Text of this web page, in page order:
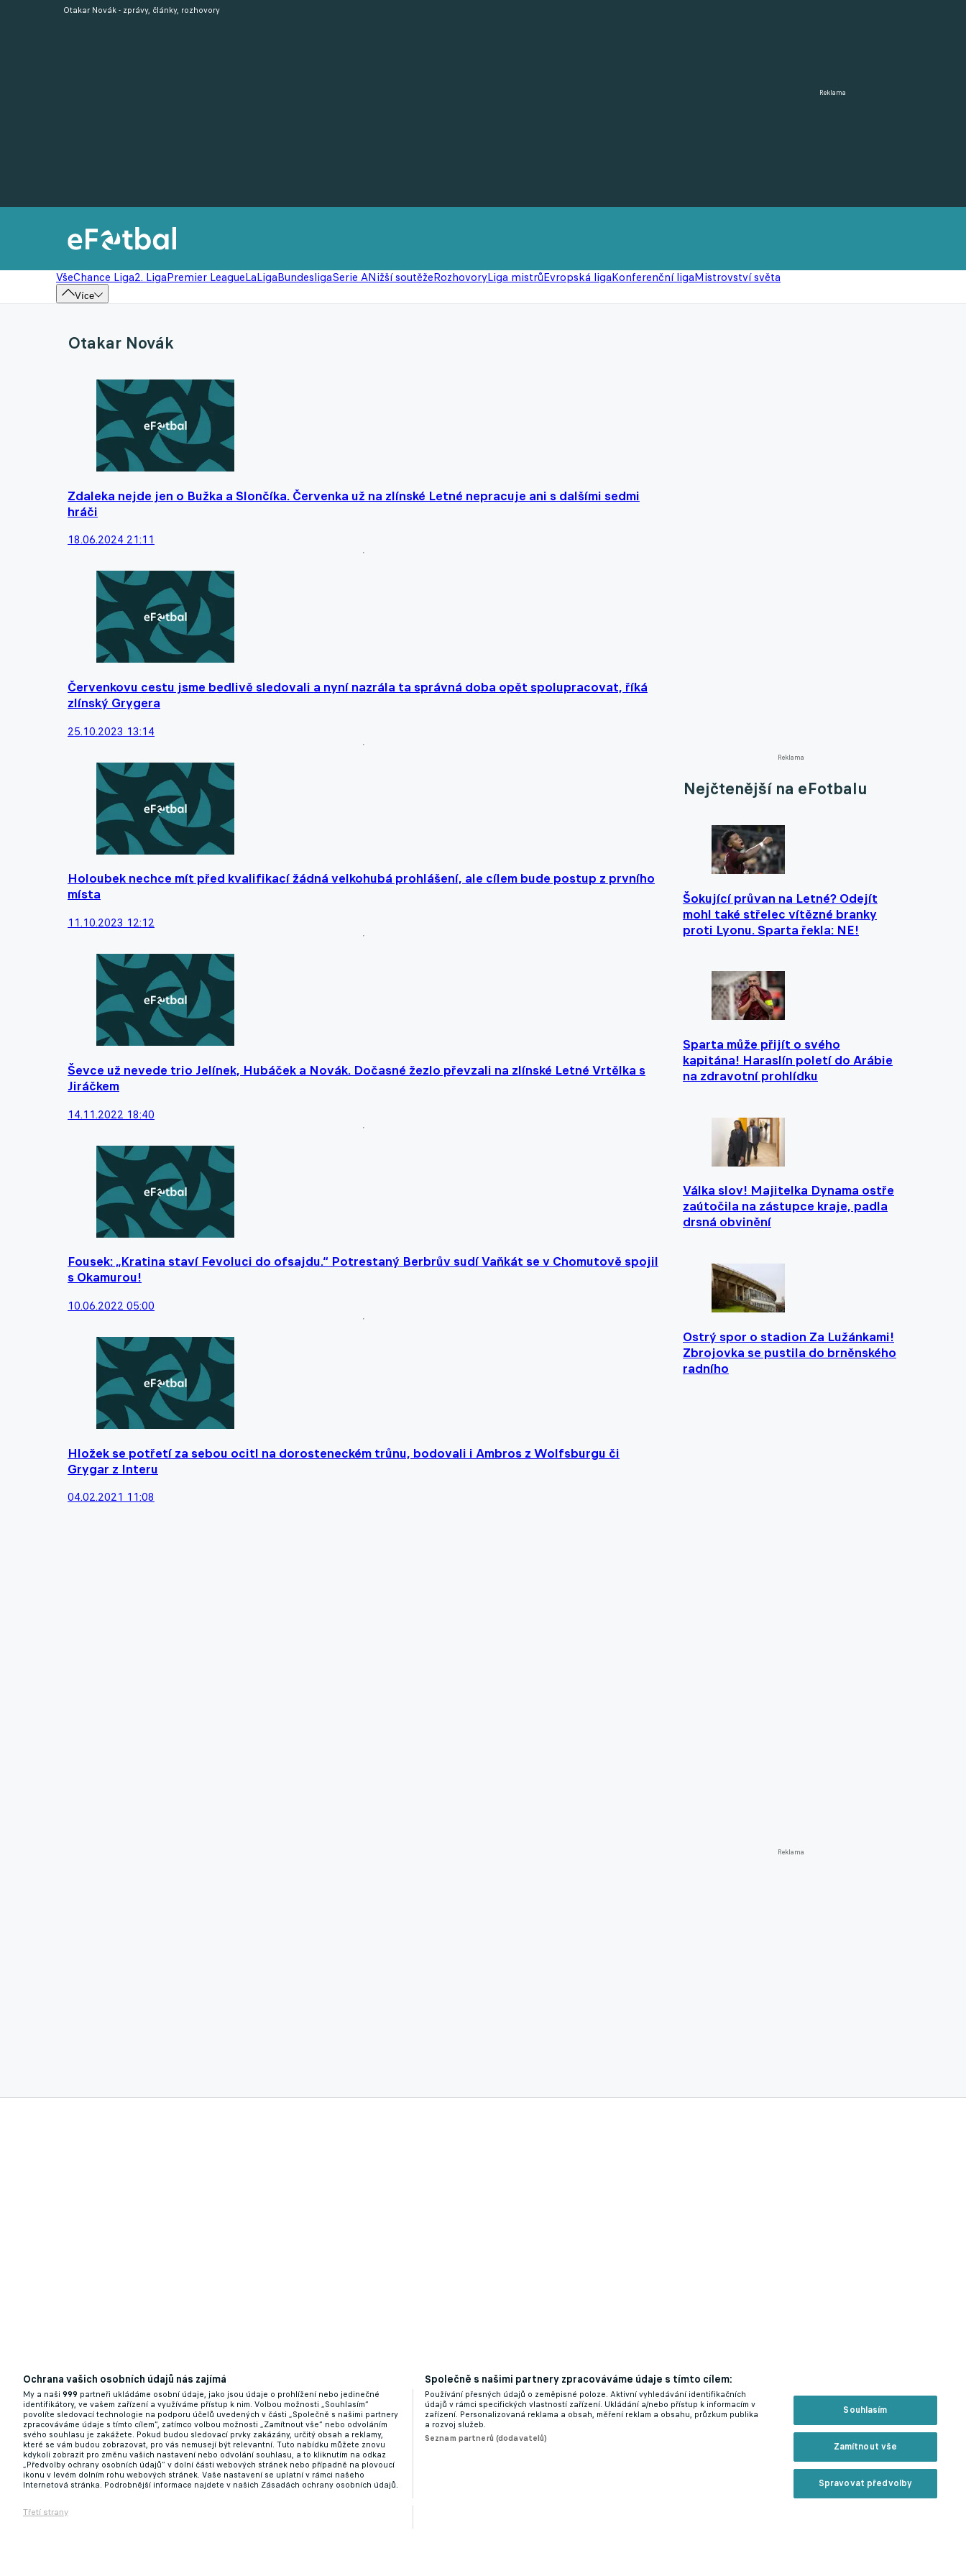
Reklama
VšeChance Liga2. LigaPremier LeagueLaLigaBundesligaSerie ANižší soutěžeRozhovoryLiga mistrůEvropská ligaKonferenční ligaMistrovství světa
Více
Otakar Novák - zprávy, články, rozhovory
Otakar Novák
Zdaleka nejde jen o Bužka a Slončíka. Červenka už na zlínské Letné nepracuje ani s dalšími sedmi
hráči
18.06.2024 21:11
Červenkovu cestu jsme bedlivě sledovali a nyní nazrála ta správná doba opět spolupracovat, říká
zlínský Grygera
25.10.2023 13:14
Holoubek nechce mít před kvalifikací žádná velkohubá prohlášení, ale cílem bude postup z prvního
místa
11.10.2023 12:12
Ševce už nevede trio Jelínek, Hubáček a Novák. Dočasné žezlo převzali na zlínské Letné Vrtělka s
Jiráčkem
14.11.2022 18:40
Fousek: „Kratina staví Fevoluci do ofsajdu.“ Potrestaný Berbrův sudí Vaňkát se v Chomutově spojil
s Okamurou!
10.06.2022 05:00
Hložek se potřetí za sebou ocitl na dorosteneckém trůnu, bodovali i Ambros z Wolfsburgu či
Grygar z Interu
04.02.2021 11:08
Reklama
Nejčtenější na eFotbalu
Šokující průvan na Letné? Odejít
mohl také střelec vítězné branky
proti Lyonu. Sparta řekla: NE!
Sparta může přijít o svého
kapitána! Haraslín poletí do Arábie
na zdravotní prohlídku
Válka slov! Majitelka Dynama ostře
zaútočila na zástupce kraje, padla
drsná obvinění
Ostrý spor o stadion Za Lužánkami!
Zbrojovka se pustila do brněnského
radního
Reklama
Ochrana vašich osobních údajů nás zajímá
My a naši 999 partneři ukládáme osobní údaje, jako jsou údaje o prohlížení nebo jedinečné
identifikátory, ve vašem zařízení a využíváme přístup k nim. Volbou možnosti „Souhlasím“
povolíte sledovací technologie na podporu účelů uvedených v části „Společně s našimi partnery
zpracováváme údaje s tímto cílem“, zatímco volbou možnosti „Zamítnout vše“ nebo odvoláním
svého souhlasu je zakážete. Pokud budou sledovací prvky zakázány, určitý obsah a reklamy,
které se vám budou zobrazovat, pro vás nemusejí být relevantní. Tuto nabídku můžete znovu
kdykoli zobrazit pro změnu vašich nastavení nebo odvolání souhlasu, a to kliknutím na odkaz
„Předvolby ochrany osobních údajů“ v dolní části webových stránek nebo případně na plovoucí
ikonu v levém dolním rohu webových stránek. Vaše nastavení se uplatní v rámci našeho
Internetová stránka. Podrobnější informace najdete v našich Zásadách ochrany osobních údajů.
Třetí strany
Společně s našimi partnery zpracováváme údaje s tímto cílem:
Používání přesných údajů o zeměpisné poloze. Aktivní vyhledávání identifikačních
údajů v rámci specifických vlastností zařízení. Ukládání a/nebo přístup k informacím v
zařízení. Personalizovaná reklama a obsah, měření reklam a obsahu, průzkum publika
a rozvoj služeb.
Seznam partnerů (dodavatelů)
Souhlasím
Zamítnout vše
Spravovat předvolby